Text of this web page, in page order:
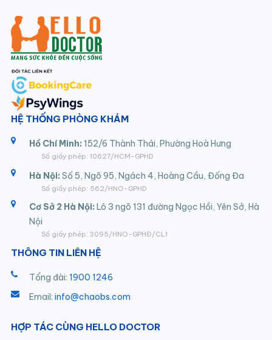
HỆ THỐNG PHÒNG KHÁM
Hồ Chí Minh: 152/6 Thành Thái, Phường Hoà Hưng
Số giấy phép: 10627/HCM-GPHD
Hà Nội: Số 5, Ngõ 95, Ngách 4, Hoàng Cầu, Đống Đa
Số giấy phép: 562/HNO-GPHD
Cơ Sở 2 Hà Nội: Lô 3 ngõ 131 đường Ngọc Hồi, Yên Sở, Hà
Nội
Số giấy phép: 3095/HNO-GPHĐ/CL1
THÔNG TIN LIÊN HỆ
Tổng đài: 1900 1246
Email: info@chaobs.com
HỢP TÁC CÙNG HELLO DOCTOR